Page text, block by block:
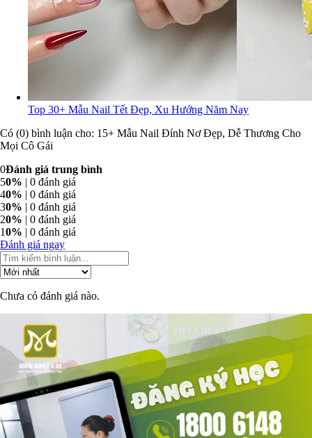
Top 30+ Mẫu Nail Tết Đẹp, Xu Hướng Năm Nay
Có (0) bình luận cho: 15+ Mẫu Nail Đính Nơ Đẹp, Dễ Thương Cho
Mọi Cô Gái
0Đánh giá trung bình
50% | 0 đánh giá
40% | 0 đánh giá
30% | 0 đánh giá
20% | 0 đánh giá
10% | 0 đánh giá
Đánh giá ngay
Chưa có đánh giá nào.